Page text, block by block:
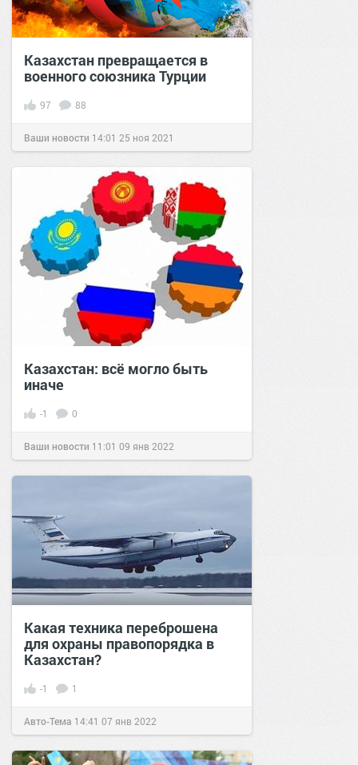
Казахстан превращается в
военного союзника Турции
97 88
Ваши новости 14:01 25 ноя 2021
Казахстан: всё могло быть
иначе
-1 0
Ваши новости 11:01 09 янв 2022
Какая техника переброшена
для охраны правопорядка в
Казахстан?
-1 1
Авто-Тема 14:41 07 янв 2022